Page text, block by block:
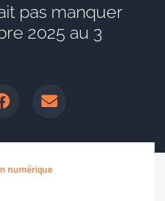
pas manquer
2025 au 3
numérique